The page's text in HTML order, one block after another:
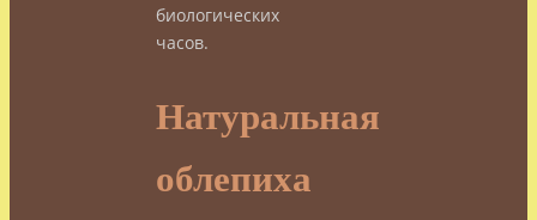
биологических
часов.
Натуральная
облепиха